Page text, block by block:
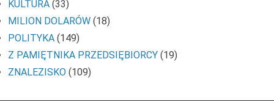
KULTURA (33)
MILION DOLARÓW (18)
POLITYKA (149)
Z PAMIĘTNIKA PRZEDSIĘBIORCY (19)
ZNALEZISKO (109)